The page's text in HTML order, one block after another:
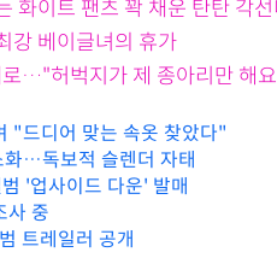
이트 팬츠 꽉 채운 탄탄 각선
강 베이글녀의 휴가
…"허벅지가 제 종아리만 해
"드디어 맞는 속옷 찾았다"
화…독보적 슬렌더 자태
'업사이드 다운' 발매
사 중
트레일러 공개